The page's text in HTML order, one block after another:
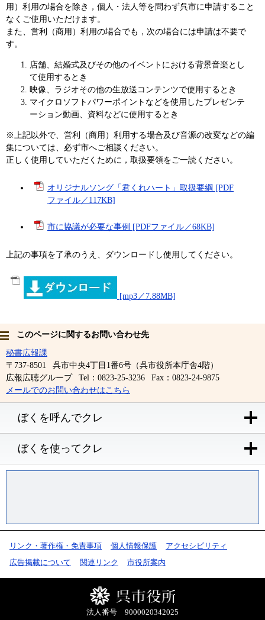
用）利用の場合を除き，個人・法人等を問わず呉市に申請すること
なくご使用いただけます。
また、営利（商用）利用の場合でも，次の場合には申請は不要で
す。
店舗、結婚式及びその他のイベントにおける背景音楽とし
て使用するとき
映像、ラジオその他の生放送コンテンツで使用するとき
マイクロソフトパワーポイントなどを使用したプレゼンテ
ーション動画、資料などに使用するとき
※上記以外で、営利（商用）利用する場合及び音源の改変などの編
集については、必ず市へご相談ください。
正しく使用していただくために，取扱要領をご一読ください。
オリジナルソング「君くれハート」取扱要綱 [PDF
ファイル／117KB]
市に協議が必要な事例 [PDFファイル／68KB]
上記の事項を了承のうえ、ダウンロードし使用してください。
[mp3／7.88MB]
このページに関するお問い合わせ先
秘書広報課
〒737-8501
呉市中央4丁目1番6号（呉市役所本庁舎4階）
広報広聴グループ
Tel：0823-25-3236
Fax：0823-24-9875
メールでのお問い合わせはこちら
ぼくを呼んでクレ
ぼくを使ってクレ
リンク・著作権・免責事項 個人情報保護
アクセシビリティ
広告掲載について
関連リンク 市役所案内
法人番号 9000020342025